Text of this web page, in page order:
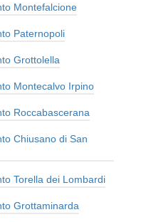
Montefalcione
Paternopoli
Grottolella
Montecalvo Irpino
Roccabascerana
Chiusano di San
Torella dei Lombardi
Grottaminarda